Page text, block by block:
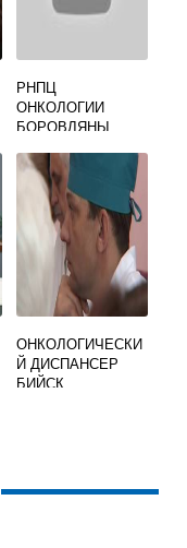
РНПЦ
ОНКОЛОГИИ
БОРОВЛЯНЫ
ОНКОЛОГИЧЕСКИ
Й ДИСПАНСЕР
БИЙСК